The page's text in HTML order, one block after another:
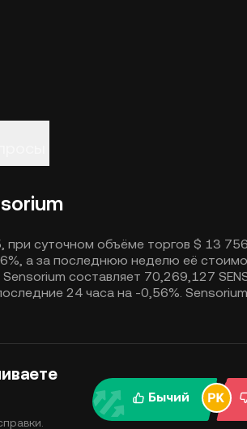
при суточном объёме торгов $ 13
а за последнюю неделю её
составляет 70,269,127
24 часа на -0,56%.
Бычий